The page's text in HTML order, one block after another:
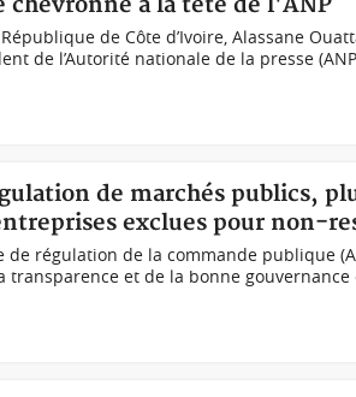
de Côte d’Ivoire, Alassane
de l’Autorité nationale de la presse
de marchés publics,
exclues pour non-
de régulation de la commande publique
transparence et de la bonne